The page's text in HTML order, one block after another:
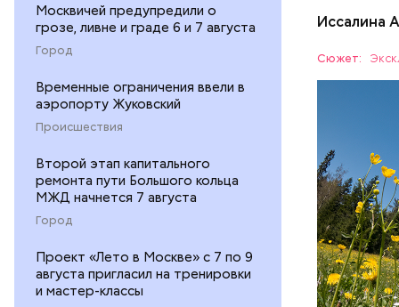
Москвичей предупредили о
грозе, ливне и граде 6 и 7 августа
Город
Временные ограничения ввели в
аэропорту Жуковский
Происшествия
Второй этап капитального
ремонта пути Большого кольца
МЖД начнется 7 августа
Город
Проект «Лето в Москве» с 7 по 9
августа пригласил на тренировки
и мастер-классы
Иссалина
Сюжет:
Как
кольцо»
СПОРТ